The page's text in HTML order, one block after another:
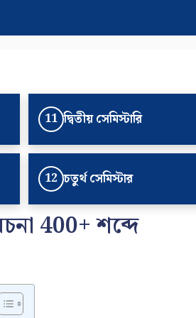
11 দ্বিতীয় সেমিস্টারি
12 চতুর্থ সেমিস্টার
400+ শব্দে